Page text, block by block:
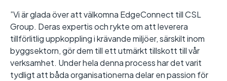
”Vi är glada över att välkomna EdgeConnect till CSL
Group. Deras expertis och rykte om att leverera
tillförlitlig uppkoppling i krävande miljöer, särskilt inom
byggsektorn, gör dem till ett utmärkt tillskott till vår
verksamhet. Under hela denna process har det varit
tydligt att båda organisationerna delar en passion för